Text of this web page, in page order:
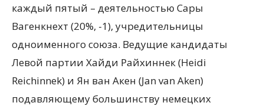
каждый пятый – деятельностью Сары
Вагенкнехт (20%, -1), учредительницы
одноименного союза. Ведущие кандидаты
Левой партии Хайди Райхиннек (Heidi
Reichinnek) и Ян ван Акен (Jan van Aken)
подавляющему большинству немецких